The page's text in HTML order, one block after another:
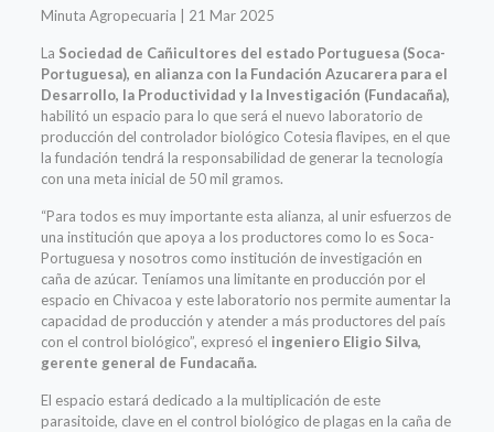
Minuta Agropecuaria | 21 Mar 2025
La Sociedad de Cañicultores del estado Portuguesa (Soca-
Portuguesa), en alianza con la Fundación Azucarera para el
Desarrollo, la Productividad y la Investigación (Fundacaña),
habilitó un espacio para lo que será el nuevo laboratorio de
producción del controlador biológico Cotesia flavipes, en el que
la fundación tendrá la responsabilidad de generar la tecnología
con una meta inicial de 50 mil gramos.
“Para todos es muy importante esta alianza, al unir esfuerzos de
una institución que apoya a los productores como lo es Soca-
Portuguesa y nosotros como institución de investigación en
caña de azúcar. Teníamos una limitante en producción por el
espacio en Chivacoa y este laboratorio nos permite aumentar la
capacidad de producción y atender a más productores del país
con el control biológico”, expresó el ingeniero Eligio Silva,
gerente general de Fundacaña.
El espacio estará dedicado a la multiplicación de este
parasitoide, clave en el control biológico de plagas en la caña de